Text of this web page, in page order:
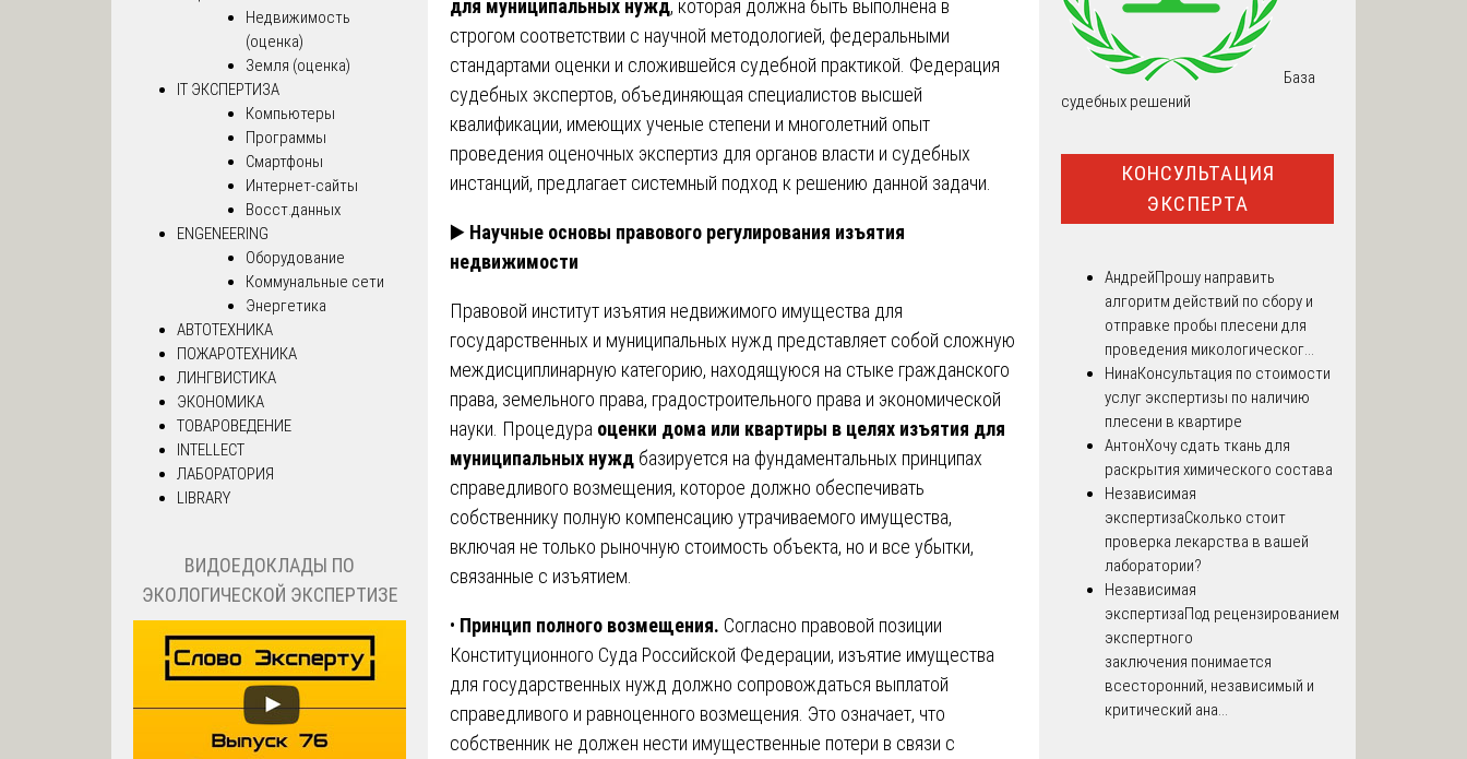
для муниципальных нужд, которая должна быть выполнена в
строгом соответствии с научной методологией, федеральными
стандартами оценки и сложившейся судебной практикой. Федерация
судебных экспертов, объединяющая специалистов высшей
квалификации, имеющих ученые степени и многолетний опыт
проведения оценочных экспертиз для органов власти и судебных
инстанций, предлагает системный подход к решению данной задачи.
▶️ Научные основы правового регулирования изъятия
недвижимости
Правовой институт изъятия недвижимого имущества для
государственных и муниципальных нужд представляет собой сложную
междисциплинарную категорию, находящуюся на стыке гражданского
права, земельного права, градостроительного права и экономической
науки. Процедура оценки дома или квартиры в целях изъятия для
муниципальных нужд базируется на фундаментальных принципах
справедливого возмещения, которое должно обеспечивать
собственнику полную компенсацию утрачиваемого имущества,
включая не только рыночную стоимость объекта, но и все убытки,
связанные с изъятием.
• Принцип полного возмещения. Согласно правовой позиции
Конституционного Суда Российской Федерации, изъятие имущества
для государственных нужд должно сопровождаться выплатой
справедливого и равноценного возмещения. Это означает, что
собственник не должен нести имущественные потери в связи с
Недвижимость
(оценка)
Земля (оценка)
IT ЭКСПЕРТИЗА
Компьютеры
Программы
Смартфоны
Интернет-сайты
Восст.данных
ENGENEERING
Оборудование
Коммунальные сети
Энергетика
АВТОТЕХНИКА
ПОЖАРОТЕХНИКА
ЛИНГВИСТИКА
ЭКОНОМИКА
ТОВАРОВЕДЕНИЕ
INTELLECT
ЛАБОРАТОРИЯ
LIBRARY
ВИДОЕДОКЛАДЫ ПО
ЭКОЛОГИЧЕСКОЙ ЭКСПЕРТИЗЕ
База
судебных решений
КОНСУЛЬТАЦИЯ
ЭКСПЕРТА
АндрейПрошу направить
алгоритм действий по сбору и
отправке пробы плесени для
проведения микологическог...
НинаКонсультация по стоимости
услуг экспертизы по наличию
плесени в квартире
АнтонХочу сдать ткань для
раскрытия химического состава
Независимая
экспертизаСколько стоит
проверка лекарства в вашей
лаборатории?
Независимая
экспертизаПод рецензированием
экспертного
заключения понимается
всесторонний, независимый и
критический ана...